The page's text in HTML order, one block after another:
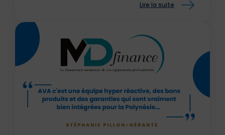
Lire la suite